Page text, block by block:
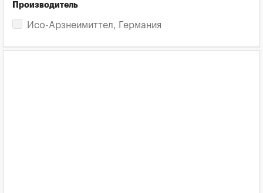
Производитель
Исо-Арзнеимиттел, Германия